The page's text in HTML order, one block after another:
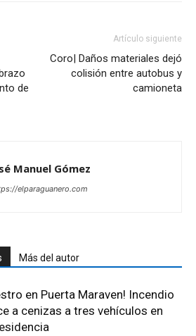
de
Artículo siguiente
Coro| Daños materiales dejó
colisión entre autobus y
camioneta
Manuel Gómez
elparaguanero.com
Más del autor
en Puerta Maraven! Incendio
a cenizas a tres vehículos en